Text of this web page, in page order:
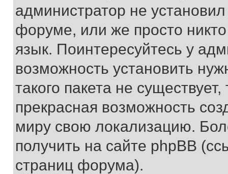
администратор не
форуме, или же просто
язык. Поинтересуйтесь у
возможность установить
такого пакета не
прекрасная возможность
миру свою локализацию.
получить на сайте phpBB
страниц форума).